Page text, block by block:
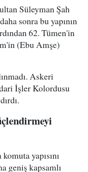
Süleyman Şah
sonra bu yapının
62. Tümen'in
(Ebu Amşe)
Askeri
İşler Kolordusu
yapısını
geniş kapsamlı